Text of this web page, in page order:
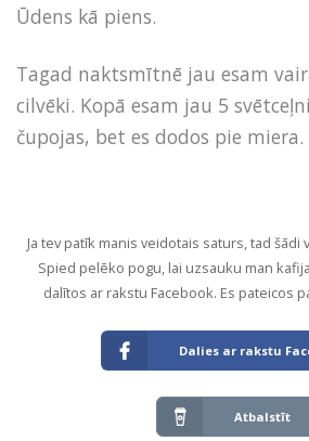
Ūdens kā piens.
Tagad naktsmītnē jau esam
cilvēki. Kopā esam jau 5
čupojas, bet es dodos pie miera.
Ja tev patīk manis veidotais saturs, tad šādi
Spied pelēko pogu, lai uzsauku man
dalītos ar rakstu Facebook. Es pateicos
Dalies ar rakstu
Atbalstīt